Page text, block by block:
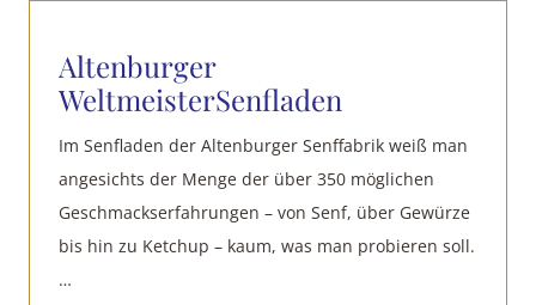
Altenburger
WeltmeisterSenfladen
Im Senfladen der Altenburger Senffabrik weiß man
angesichts der Menge der über 350 möglichen
Geschmackserfahrungen – von Senf, über Gewürze
bis hin zu Ketchup – kaum, was man probieren soll.
…